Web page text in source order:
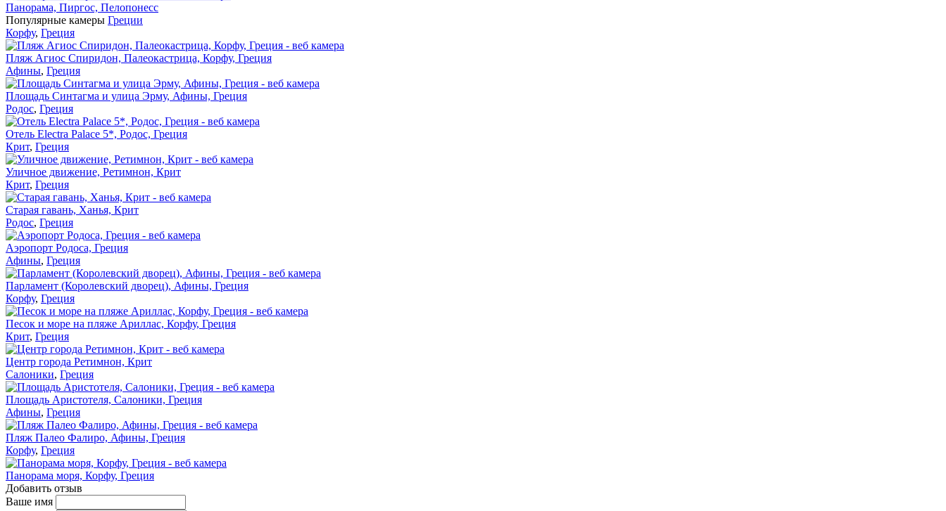
Панорама, Пиргос, Пелопонесс
Популярные камеры Греции
Корфу, Греция
Пляж Агиос Спиридон, Палеокастрица, Корфу, Греция
Афины, Греция
Площадь Синтагма и улица Эрму, Афины, Греция
Родос, Греция
Отель Electra Palace 5*, Родос, Греция
Крит, Греция
Уличное движение, Ретимнон, Крит
Крит, Греция
Старая гавань, Ханья, Крит
Родос, Греция
Аэропорт Родоса, Греция
Афины, Греция
Парламент (Королевский дворец), Афины, Греция
Корфу, Греция
Песок и море на пляже Ариллас, Корфу, Греция
Крит, Греция
Центр города Ретимнон, Крит
Салоники, Греция
Площадь Аристотеля, Салоники, Греция
Афины, Греция
Пляж Палео Фалиро, Афины, Греция
Корфу, Греция
Панорама моря, Корфу, Греция
Добавить отзыв
Ваше имя